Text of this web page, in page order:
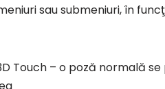
sau submeniuri, în
Touch – o poză normală